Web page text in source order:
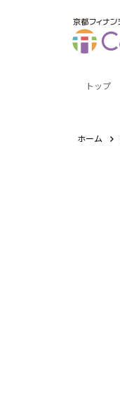
トップ
ホーム